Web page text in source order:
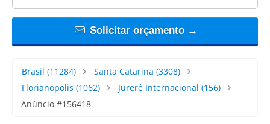
Solicitar orçamento →
Brasil (11284) Santa Catarina (3308)
Florianopolis (1062) Jurerê Internacional (156)
Anúncio #156418